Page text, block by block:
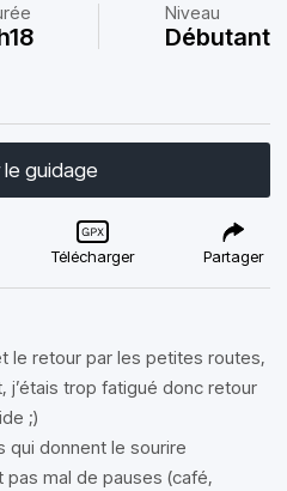
Niveau
Débutant
le guidage
Télécharger Partager
le retour par les petites routes,
j’étais trop fatigué donc retour
;)
qui donnent le sourire
pas mal de pauses (café,